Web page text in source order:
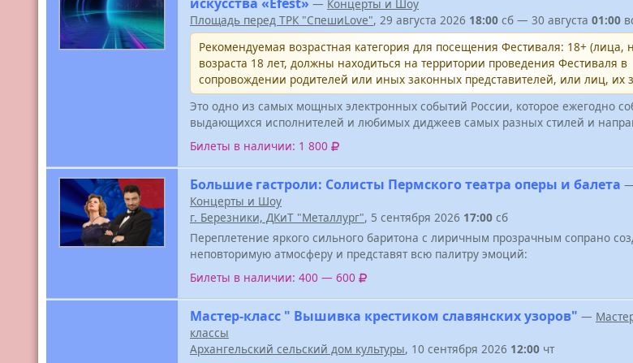
— Концерты и Шоу
Площадь перед ТРК "СпешиLove", 29 августа 2026 18:00 сб — 30 августа 01:00
Рекомендуемая возрастная категория для посещения Фестиваля: 18+ (лица,
возраста 18 лет, должны находиться на территории проведения Фестиваля в
сопровождении родителей или иных законных представителей, или лиц, их
Это одно из самых мощных электронных событий России, которое ежегодно
выдающихся исполнителей и любимых диджеев самых разных стилей и
Билеты в наличии: 1 800
Большие гастроли: Солисты Пермского театра оперы и балета
Концерты и Шоу
г. Березники, ДКиТ "Металлург", 5 сентября 2026 17:00 сб
Переплетение яркого сильного баритона с лиричным прозрачным сопрано
неповторимую атмосферу и представят всю палитру эмоций:
Билеты в наличии: 400 — 600
Мастер-класс " Вышивка крестиком славянских узоров" —
классы
Архангельский сельский дом культуры, 10 сентября 2026 12:00 чт